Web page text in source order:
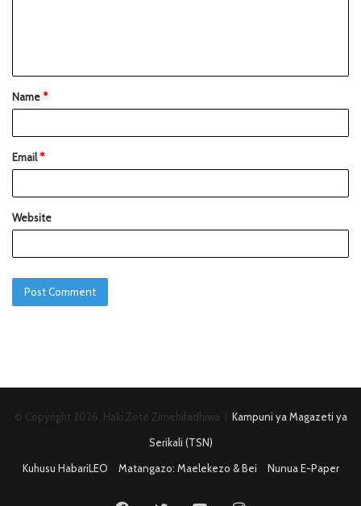
Name*
Email*
Website
© Copyright 2026, Haki Zote Zimehifadhiwa | Kampuni ya Magazeti ya
Serikali (TSN)
Kuhusu HabariLEO
Matangazo: Maelekezo & Bei Nunua E-Paper